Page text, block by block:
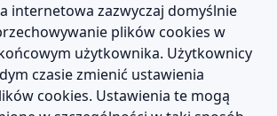
internetowa zazwyczaj domyślnie
plików cookies w
użytkownika. Użytkownicy
czasie zmienić ustawienia
cookies. Ustawienia te mogą